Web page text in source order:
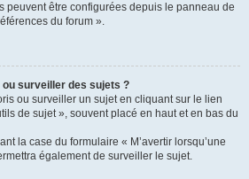
peuvent être configurées depuis le panneau de
du forum ».
surveiller des sujets ?
ou surveiller un sujet en cliquant sur le lien
de sujet », souvent placé en haut et en bas du
la case du formulaire « M’avertir lorsqu’une
également de surveiller le sujet.